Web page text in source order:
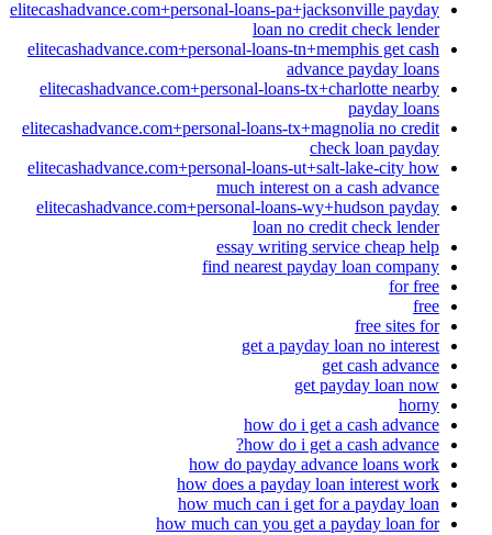
elitecashadvance.com+personal-loans-pa+jacksonville payday
loan no credit check lender
elitecashadvance.com+personal-loans-tn+memphis get cash
advance payday loans
elitecashadvance.com+personal-loans-tx+charlotte nearby
payday loans
elitecashadvance.com+personal-loans-tx+magnolia no credit
check loan payday
elitecashadvance.com+personal-loans-ut+salt-lake-city how
much interest on a cash advance
elitecashadvance.com+personal-loans-wy+hudson payday
loan no credit check lender
essay writing service cheap help
find nearest payday loan company
for free
free
free sites for
get a payday loan no interest
get cash advance
get payday loan now
horny
how do i get a cash advance
how do i get a cash advance?
how do payday advance loans work
how does a payday loan interest work
how much can i get for a payday loan
how much can you get a payday loan for